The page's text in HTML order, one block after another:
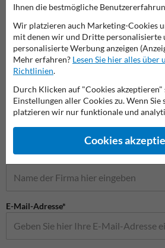
Stellen Sie Ihre Frage an
Name*
Firmenname
E-Mail-Adresse*
Ihnen die bestmögliche
Wir platzieren auch Marketing-Cookies
mit denen wir und Dritte personalisierte
personalisierte Werbung anzeigen
Mehr erfahren? Lesen Sie hier alles über
Richtlinien.
Durch Klicken auf "Cookies akzeptieren"
Einstellungen aller Cookies zu. Wenn Sie
platzieren wir nur funktionale und
Cookies